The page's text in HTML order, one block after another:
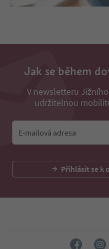
Jak se během
V newsletteru
udržitelnou
E-mailová adresa
Přihlásit se k